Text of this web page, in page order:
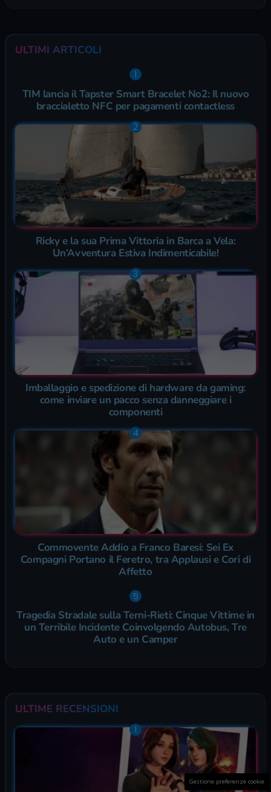
ULTIMI ARTICOLI
TIM lancia il Tapster Smart Bracelet No2: Il nuovo
braccialetto NFC per pagamenti contactless
Ricky e la sua Prima Vittoria in Barca a Vela:
Un’Avventura Estiva Indimenticabile!
Imballaggio e spedizione di hardware da gaming:
come inviare un pacco senza danneggiare i
componenti
Commovente Addio a Franco Baresi: Sei Ex
Compagni Portano il Feretro, tra Applausi e Cori di
Affetto
Tragedia Stradale sulla Terni-Rieti: Cinque Vittime in
un Terribile Incidente Coinvolgendo Autobus, Tre
Auto e un Camper
ULTIME RECENSIONI
Gestione preferenze cookie